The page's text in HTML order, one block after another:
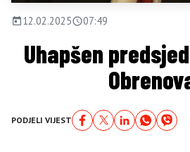
12.02.2025 07:49
Uhapšen
PODJELI VIJEST